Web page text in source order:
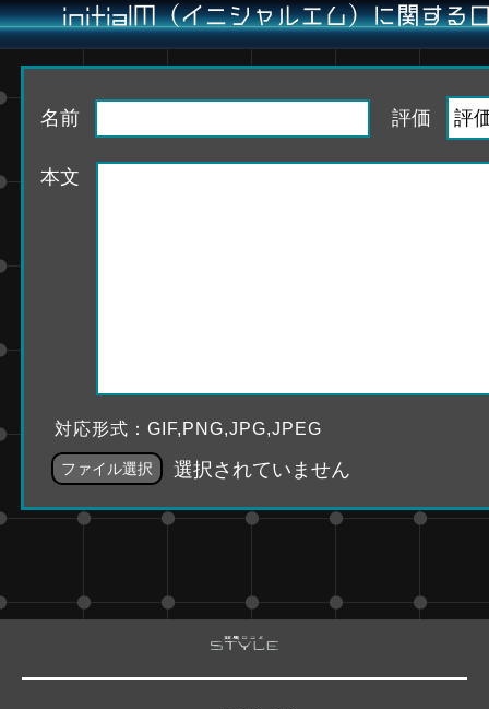
initialM（イニシャルエム）に関する
名前 評価
本文
対応形式：GIF,PNG,JPG,JPEG
ファイル選択 選択されていません